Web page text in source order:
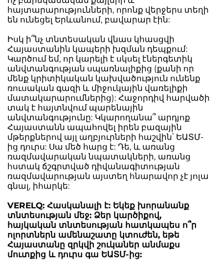
հայտարարությունների, որոնք վերջերս տեղի
են ունեցել Երևանում, բավարար էին:
Իսկ ի՞նչ տնտեսական վնաս կհասցվի
Հայաստանին կապերի խզման դեպքում:
Կարծում եմ, որ կարելի է սկսել էներգետիկ
անվտանգության սպառնալիքից (քանի որ
մենք կրիտիկական կախվածություն ունենք
ռուսական գազի և միջուկային վառելիքի
մատակարարումներից): Հաջորդիվ հարվածի
տակ է հայտնվում պարենային
անվտանգությունը: Կկարողանա՞ արդյոք
Հայաստանն ապահովել իրեն բազային
մթերքներով այլ աղբյուրների հաշվին՝ ԵԱՏՄ-
ից դուրս: Սա մեծ հարց է: Դե, և առանց
ռազմավարական նպատակների, առանց
հստակ ճշգրտված դիվանագիտության
ռազմավարության այստեղ հնարավոր չէ յոլա
գնալ, իհարկե:
VERELQ: Հասկանալի է: Եկեք խորանանք
տնտեսության մեջ: Ձեր կարծիքով,
հայկական տնտեսության հատկապես ո՞ր
ոլորտներն ամենաշատը կտուժեն, եթե
Հայաստանը զրկվի շուկաներ անմաքս
մուտքից և դուրս գա ԵԱՏՄ-ից: